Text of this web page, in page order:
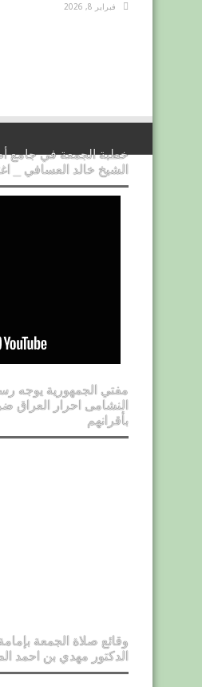
فبراير 8, 2026
خطبة الجمعة في جامع
الشيخ خالد العسافي
مفتي الجمهورية يوجه
النشامى احرار العراق
بأقرانهم
وقائع صلاة الجمعة
الدكتور مهدي بن احمد